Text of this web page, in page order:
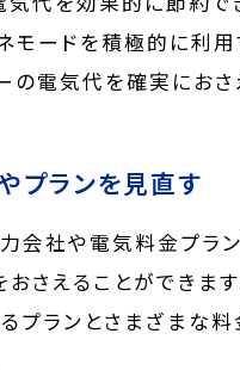
モードを積極的に利用
の電気代を確実におさ
プランを見直す
会社や電気料金プラ
おさえることができます
プランとさまざまな